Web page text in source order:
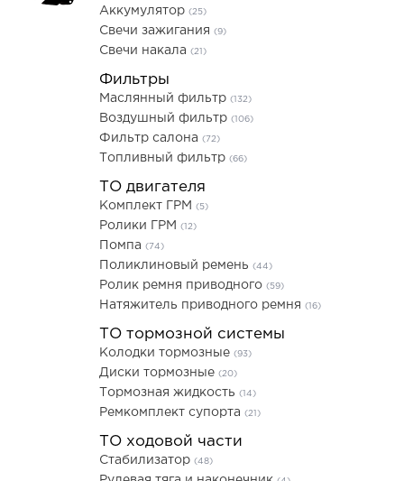
Аккумулятор (25)
Свечи зажигания (9)
Свечи накала (21)
Фильтры
Маслянный фильтр (132)
Воздушный фильтр (106)
Фильтр салона (72)
Топливный фильтр (66)
ТО двигателя
Комплект ГРМ (5)
Ролики ГРМ (12)
Помпа (74)
Поликлиновый ремень (44)
Ролик ремня приводного (59)
Натяжитель приводного ремня (16)
ТО тормозной системы
Колодки тормозные (93)
Диски тормозные (20)
Тормозная жидкость (14)
Ремкомплект супорта (21)
ТО ходовой части
Стабилизатор (48)